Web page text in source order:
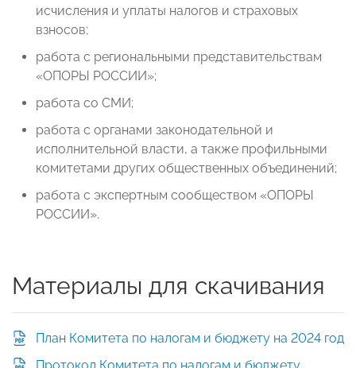
исчисления и уплаты налогов и страховых
взносов;
работа с региональными представительствам
«ОПОРЫ РОССИИ»;
работа со СМИ;
работа с органами законодательной и
исполнительной власти, а также профильными
комитетами других общественных объединений;
работа с экспертным сообществом «ОПОРЫ
РОССИИ».
Материалы для скачивания
План Комитета по налогам и бюджету на 2024 год